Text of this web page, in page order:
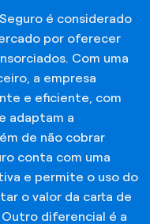
é considerado
por oferecer
Com uma
a empresa
e eficiente, com
adaptam a
de não cobrar
conta com uma
e permite o uso do
o valor da carta de
diferencial é a